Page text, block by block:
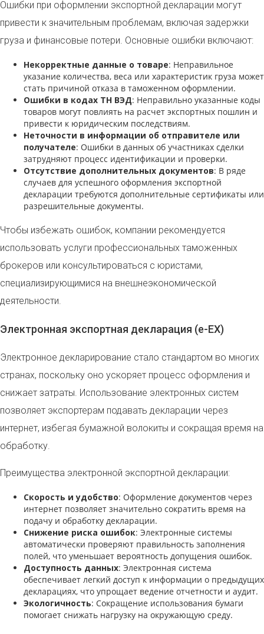
Ошибки при оформлении экспортной декларации могут
привести к значительным проблемам, включая задержки
груза и финансовые потери. Основные ошибки включают:
Некорректные данные о товаре: Неправильное
указание количества, веса или характеристик груза может
стать причиной отказа в таможенном оформлении.
Ошибки в кодах ТН ВЭД: Неправильно указанные коды
товаров могут повлиять на расчет экспортных пошлин и
привести к юридическим последствиям.
Неточности в информации об отправителе или
получателе: Ошибки в данных об участниках сделки
затрудняют процесс идентификации и проверки.
Отсутствие дополнительных документов: В ряде
случаев для успешного оформления экспортной
декларации требуются дополнительные сертификаты или
разрешительные документы.
Чтобы избежать ошибок, компании рекомендуется
использовать услуги профессиональных таможенных
брокеров или консультироваться с юристами,
специализирующимися на внешнеэкономической
деятельности.
Электронная экспортная декларация (e-EX)
Электронное декларирование стало стандартом во многих
странах, поскольку оно ускоряет процесс оформления и
снижает затраты. Использование электронных систем
позволяет экспортерам подавать декларации через
интернет, избегая бумажной волокиты и сокращая время на
обработку.
Преимущества электронной экспортной декларации:
Скорость и удобство: Оформление документов через
интернет позволяет значительно сократить время на
подачу и обработку декларации.
Снижение риска ошибок: Электронные системы
автоматически проверяют правильность заполнения
полей, что уменьшает вероятность допущения ошибок.
Доступность данных: Электронная система
обеспечивает легкий доступ к информации о предыдущих
декларациях, что упрощает ведение отчетности и аудит.
Экологичность: Сокращение использования бумаги
помогает снижать нагрузку на окружающую среду.